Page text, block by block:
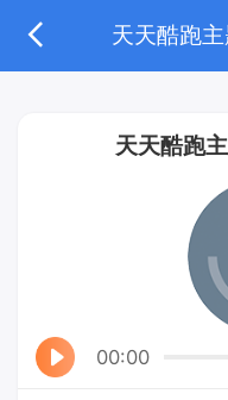
天天酷跑
00:00